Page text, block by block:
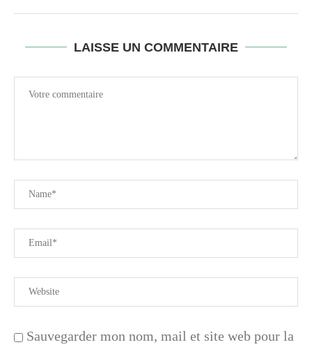
LAISSE UN COMMENTAIRE
Sauvegarder mon nom, mail et site web pour la